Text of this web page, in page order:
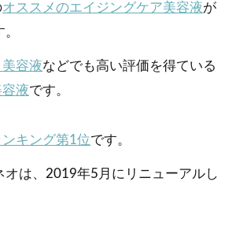
オススメのエイジングケア美容液が
容液などでも高い評価を得ている
液です。
キング第1位です。
オは、2019年5月にリニューアルし